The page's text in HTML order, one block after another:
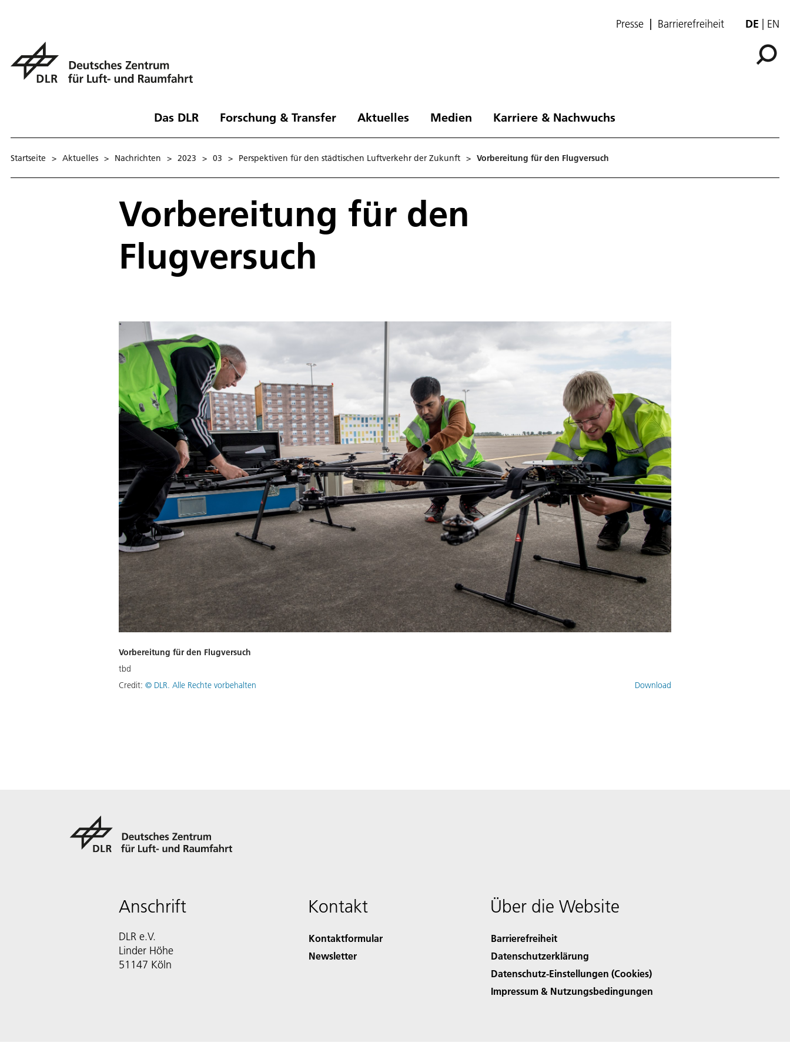
Presse Barrierefreiheit DE EN
Das DLR Forschung & Transfer Aktuelles Medien Karriere & Nachwuchs
Startseite > Aktuelles > Nachrichten > 2023 > 03 > Perspektiven für den städtischen Luftverkehr der Zukunft > Vorbereitung für den Flugversuch
Vorbereitung für den
Flugversuch
Vorbereitung für den Flugversuch
tbd
Credit: © DLR. Alle Rechte vorbehalten Download
Anschrift
DLR e.V.
Linder Höhe
51147 Köln
Kontakt
Kontaktformular
Newsletter
Über die Website
Barrierefreiheit
Datenschutzerklärung
Datenschutz-Einstellungen (Cookies)
Impressum & Nutzungsbedingungen